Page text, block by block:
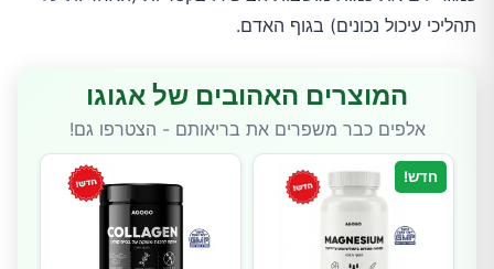
תהליכי עיכול נכונים) בגוף האדם.
המוצרים האהובים של אגוגו
אלפים כבר משפרים את בריאותם - הצטרפו גם!
חדש!